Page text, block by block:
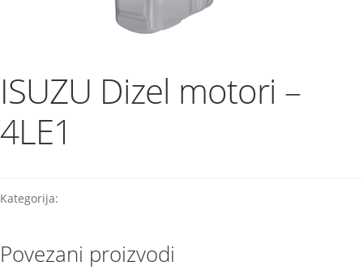
ISUZU Dizel motori –
4LE1
Kategorija:
Povezani proizvodi